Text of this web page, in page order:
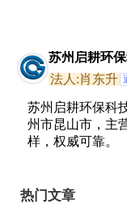
苏州启耕环
法人:肖东升
苏州启耕环保科
州市昆山市，主
样，权威可靠。
热门文章